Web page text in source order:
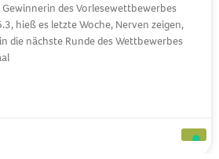
des Vorlesewettbewerbes
hieß es letzte Woche, Nerven zeigen,
die nächste Runde des Wettbewerbes